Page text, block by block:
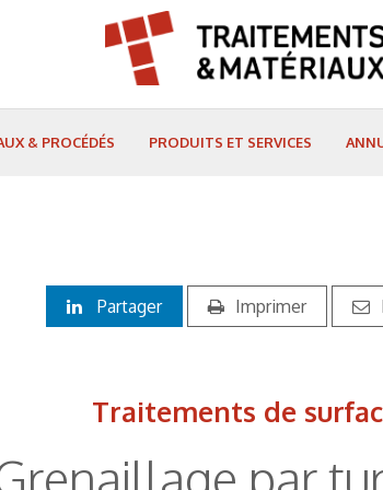
& PROCÉDÉS PRODUITS ET SERVICES
Partager Imprimer
Traitements de
par